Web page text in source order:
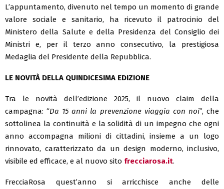
L’appuntamento, divenuto nel tempo un momento di grande
valore sociale e sanitario, ha ricevuto il patrocinio del
Ministero della Salute e della Presidenza del Consiglio dei
Ministri e, per il terzo anno consecutivo, la prestigiosa
Medaglia del Presidente della Repubblica.
LE NOVITÀ DELLA QUINDICESIMA EDIZIONE
Tra le novità dell’edizione 2025, il nuovo claim della
campagna: “Da 15 anni la prevenzione viaggia con noi”, che
sottolinea la continuità e la solidità di un impegno che ogni
anno accompagna milioni di cittadini, insieme a un logo
rinnovato, caratterizzato da un design moderno, inclusivo,
visibile ed efficace, e al nuovo sito frecciarosa.it.
FrecciaRosa quest’anno si arricchisce anche delle